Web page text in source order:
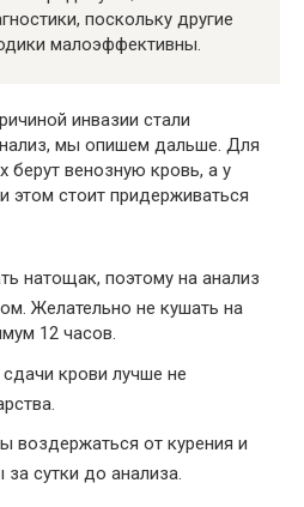
поскольку другие
малоэффективны.
инвазии стали
мы опишем дальше. Для
берут венозную кровь, а у
этом стоит придерживаться
натощак, поэтому на анализ
Желательно не кушать на
12 часов.
крови лучше не
воздержаться от курения и
за сутки до анализа.